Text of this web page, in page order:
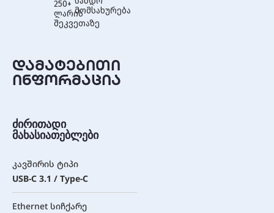
250+
ლარის
შეკვეთაზე
მომსახურება
დამატებითი
ინფორმაცია
ძირითადი
მახასიათებლები
კავშირის ტიპი
USB-C 3.1 / Type-C
Ethernet სიჩქარე